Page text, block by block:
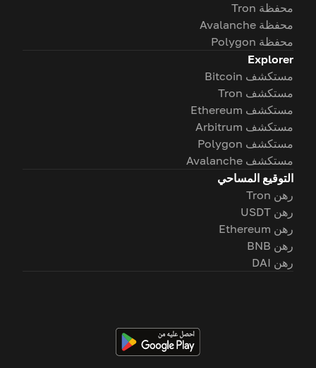
محفظة Tron
محفظة Avalanche
محفظة Polygon
Explorer
مستكشف Bitcoin
مستكشف Tron
مستكشف Ethereum
مستكشف Arbitrum
مستكشف Polygon
مستكشف Avalanche
التوقيع المساحي
رهن Tron
رهن USDT
رهن Ethereum
رهن BNB
رهن DAI